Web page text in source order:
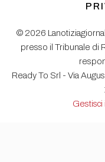
© 2026
presso il Tribunale di
Ready To Srl - Via